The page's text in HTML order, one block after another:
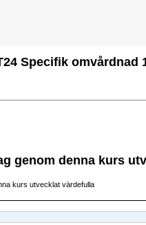
Specifik omvårdnad
genom denna kurs
kurs utvecklat värdefulla